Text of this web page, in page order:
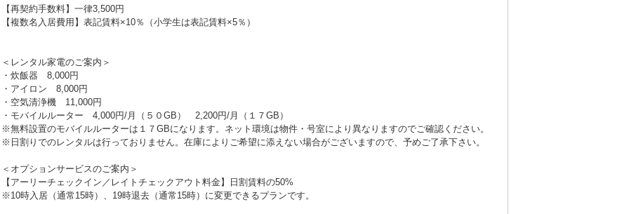
【再契約手数料】一律3,500円
【複数名入居費用】表記賃料×10％（小学生は表記賃料×5％）
＜レンタル家電のご案内＞
・炊飯器 8,000円
・アイロン 8,000円
・空気清浄機 11,000円
・モバイルルーター 4,000円/月（５０GB） 2,200円/月（１７GB）
※無料設置のモバイルルーターは１７GBになります。ネット環境は物件・号室により異なりますのでご確認ください。
※日割りでのレンタルは行っておりません。在庫によりご希望に添えない場合がございますので、予めご了承下さい。
＜オプションサービスのご案内＞
【アーリーチェックイン／レイトチェックアウト料金】日割賃料の50%
※10時入居（通常15時）、19時退去（通常15時）に変更できるプランです。